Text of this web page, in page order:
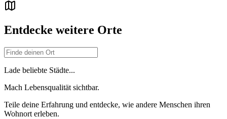
Entdecke weitere Orte
Lade beliebte Städte...
Mach Lebensqualität sichtbar.
Teile deine Erfahrung und entdecke, wie andere Menschen ihren
Wohnort erleben.